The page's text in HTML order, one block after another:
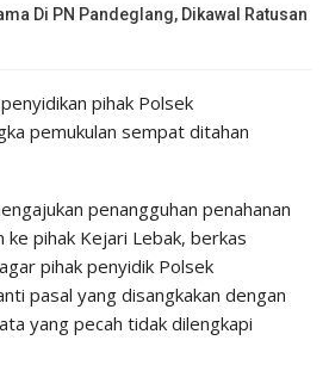
Di PN Pandeglang, Dikawal Ratusan
pihak Polsek
pemukulan sempat ditahan
penangguhan penahanan
pihak Kejari Lebak, berkas
pihak penyidik Polsek
pasal yang disangkakan dengan
yang pecah tidak dilengkapi